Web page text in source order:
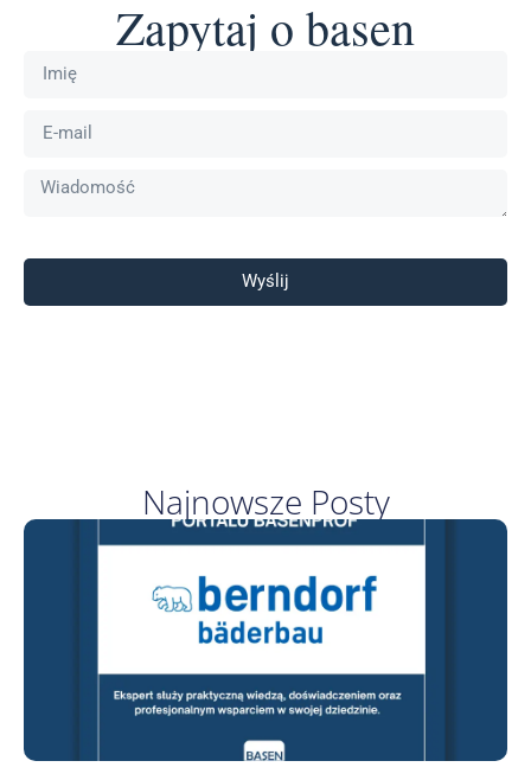
Zapytaj o basen
Wyślij
Najnowsze Posty